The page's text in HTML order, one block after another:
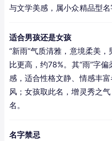
与文学美感，属小众精品型名
适合男孩还是女孩
“新雨”气质清雅，意境柔美
比更高，约78%。其“雨”字
感，适合性格文静、情感丰
风；女孩取此名，增灵秀之
名。
名字禁忌